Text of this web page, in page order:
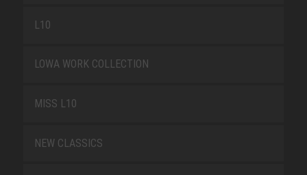
L10
LOWA WORK COLLECTION
MISS L10
NEW CLASSICS